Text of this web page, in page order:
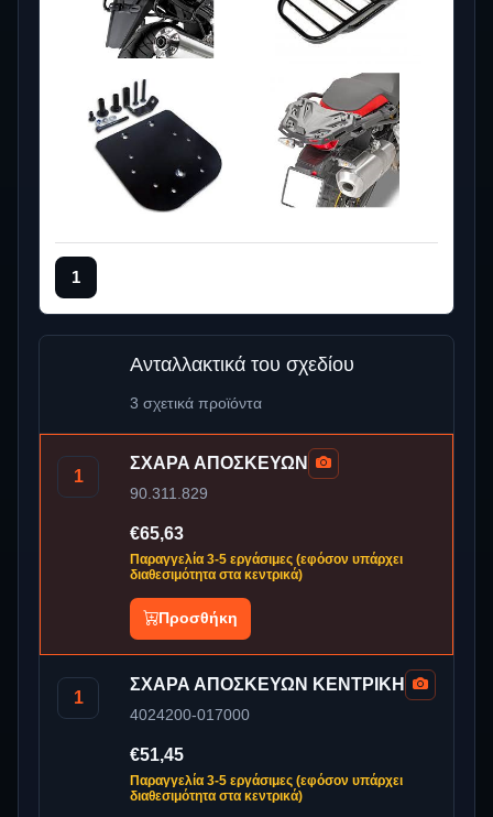
1
Ανταλλακτικά του σχεδίου
3 σχετικά προϊόντα
1
ΣΧΑΡΑ ΑΠΟΣΚΕΥΩΝ
90.311.829
€65,63
Παραγγελία 3-5 εργάσιμες (εφόσον υπάρχει
διαθεσιμότητα στα κεντρικά)
Προσθήκη
1
ΣΧΑΡΑ ΑΠΟΣΚΕΥΩΝ ΚΕΝΤΡΙΚΗ
4024200-017000
€51,45
Παραγγελία 3-5 εργάσιμες (εφόσον υπάρχει
διαθεσιμότητα στα κεντρικά)